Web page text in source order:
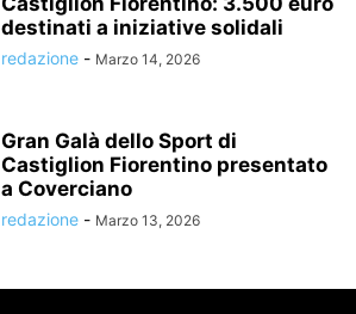
destinati a iniziative solidali
redazione - Marzo 14, 2026
Gran Galà dello Sport di
Castiglion Fiorentino presentato
a Coverciano
redazione - Marzo 13, 2026